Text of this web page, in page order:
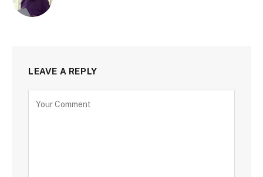
LEAVE A REPLY